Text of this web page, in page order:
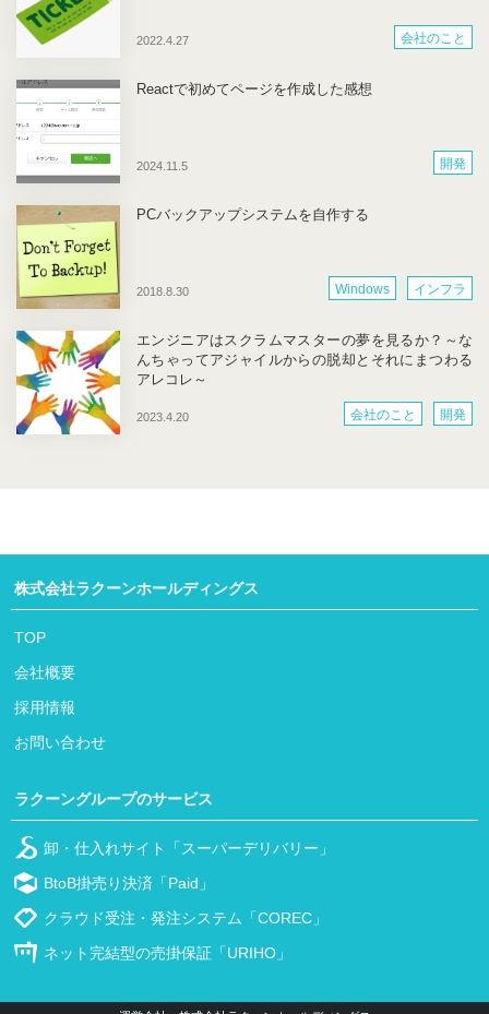
2022.4.27 会社のこと
2024.11.5
Reactで初めてページを作成した感想
開発
2018.8.30
PCバックアップシステムを自作する
Windows インフラ
2023.4.20
エンジニアはスクラムマスターの夢を見るか？～な
んちゃってアジャイルからの脱却とそれにまつわる
アレコレ～
会社のこと 開発
株式会社ラクーンホールディングス
TOP
会社概要
採用情報
お問い合わせ
ラクーングループのサービス
卸・仕入れサイト「スーパーデリバリー」
BtoB掛売り決済「Paid」
クラウド受注・発注システム「COREC」
ネット完結型の売掛保証「URIHO」